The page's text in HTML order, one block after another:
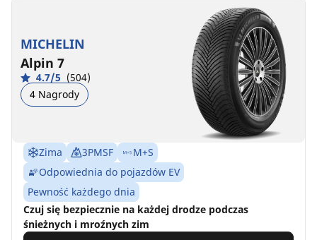
MICHELIN
Alpin 7
4.7/5 (504)
4 Nagrody
Zima 3PMSF
M+S
Odpowiednia do pojazdów EV
Pewność każdego dnia
Czuj się bezpiecznie na każdej drodze podczas
śnieżnych i mroźnych zim